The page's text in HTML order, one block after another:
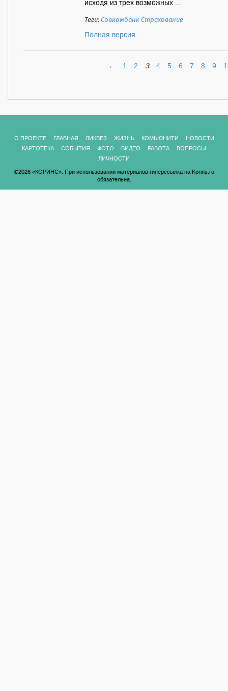
исходя из трех возможных ...
Теги:Совкомбанк Страхование
Полная версия
← 1 2 3 4 5 6 7 8 9
О ПРОЕКТЕ ГЛАВНАЯ ЛИКБЕЗ ЖИЗНЬ КОМЬЮНИТИ
НОВОСТИ
КАРТОТЕКА
СОБЫТИЯ ФОТО ВИДЕО РАБОТА
ВОПРОСЫ
ЛИЧНОСТИ
©2026 «КОРИНС». При использовании материалов гиперссылка на Korins.ru
обязательна.